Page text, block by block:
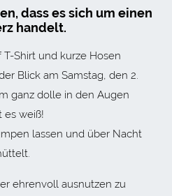
dass es sich um einen
handelt.
Shirt und kurze Hosen
Blick am Samstag, den 2.
ganz dolle in den Augen
es weiß!
lassen und über Nacht
ehrenvoll ausnutzen zu